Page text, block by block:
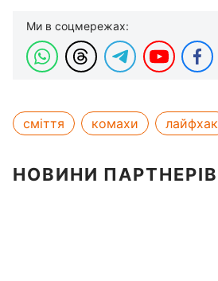
Ми в соцмережах:
сміття комахи лайфхак
НОВИНИ ПАРТНЕРІВ